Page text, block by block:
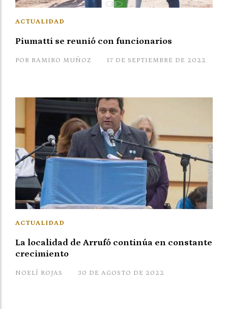
Piumatti se reunió con funcionarios
POR RAMIRO MUÑOZ
ACTUALIDAD
17 DE SEPTIEMBRE DE 2022
La localidad de Arrufó continúa en constante
crecimiento
NOELÍ ROJAS
ACTUALIDAD
30 DE AGOSTO DE 2022